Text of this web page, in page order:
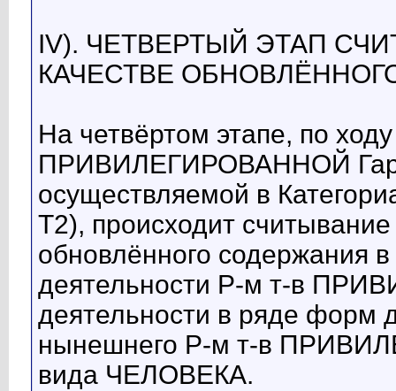
IV). ЧЕТВЕРТЫЙ ЭТАП
КАЧЕСТВЕ
На четвёртом этапе, по
ПРИВИЛЕГИРОВАННОЙ
осуществляемой в
Т2), происходит
обновлённого содержания
деятельности Р-м т-в
деятельности в ряде форм
нынешнего Р-м т-в
вида ЧЕЛОВЕКА.